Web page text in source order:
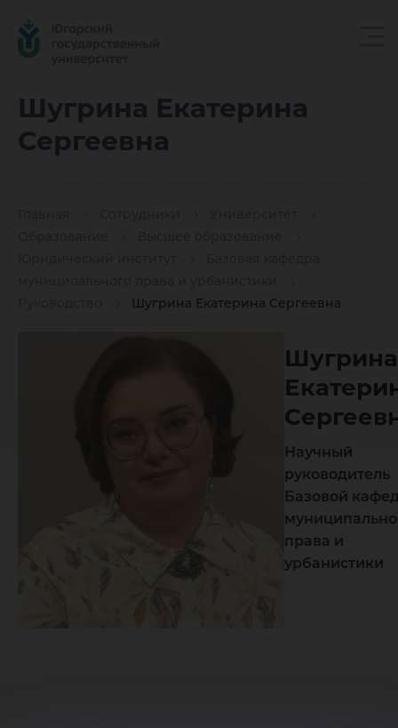
Шугрина Екатерина
Сергеевна
Шугрина Екатерина Сергеевна
Шугрина
Научный
руководитель
Базовой
права и
урбанистики